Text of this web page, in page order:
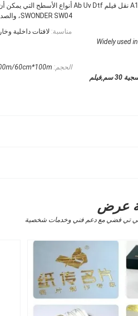
أنواع الأسطح التي يمكن
SWONDER SW04، والصديقة للبيئة
الذهب والفضة Uv Dtf Ab Pet فيلم لفة ذهبية فضية A1 Ab Uv نقل فيلم Ab Uv Dtf
مناسبة: لافتات داخلية
Widely used
الحجم: 60cm*100m
فيلم الأشعة فوق البنفسجية 30 سم,فيلم الطباعة فوق البنفسجية 30 سم,فيلم
عرض